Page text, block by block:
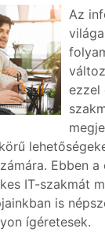
Az
világa
ezzel
Ebben a
IT-szakmát
is
ígéretesek.